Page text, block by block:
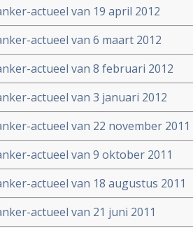
actueel van 19 april 2012
actueel van 6 maart 2012
actueel van 8 februari 2012
actueel van 3 januari 2012
actueel van 22 november 2011
actueel van 9 oktober 2011
actueel van 18 augustus 2011
actueel van 21 juni 2011